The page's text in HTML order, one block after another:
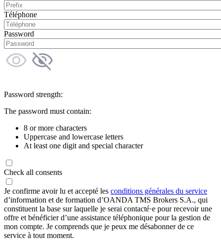
Téléphone
Password
Password strength:
The password must contain:
8 or more characters
Uppercase and lowercase letters
At least one digit and special character
Check all consents
Je confirme avoir lu et accepté les conditions générales du service
d’information et de formation d’OANDA TMS Brokers S.A., qui
constituent la base sur laquelle je serai contacté·e pour recevoir une
offre et bénéficier d’une assistance téléphonique pour la gestion de
mon compte. Je comprends que je peux me désabonner de ce
service à tout moment.